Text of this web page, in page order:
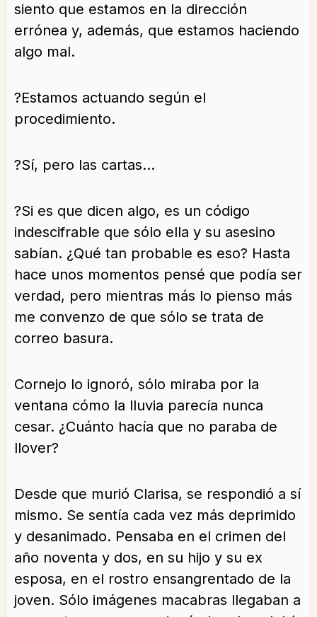
siento que estamos en la dirección
errónea y, además, que estamos haciendo
algo mal.
?Estamos actuando según el
procedimiento.
?Sí, pero las cartas…
?Si es que dicen algo, es un código
indescifrable que sólo ella y su asesino
sabían. ¿Qué tan probable es eso? Hasta
hace unos momentos pensé que podía ser
verdad, pero mientras más lo pienso más
me convenzo de que sólo se trata de
correo basura.
Cornejo lo ignoró, sólo miraba por la
ventana cómo la lluvia parecía nunca
cesar. ¿Cuánto hacía que no paraba de
llover?
Desde que murió Clarisa, se respondió a sí
mismo. Se sentía cada vez más deprimido
y desanimado. Pensaba en el crimen del
año noventa y dos, en su hijo y su ex
esposa, en el rostro ensangrentado de la
joven. Sólo imágenes macabras llegaban a